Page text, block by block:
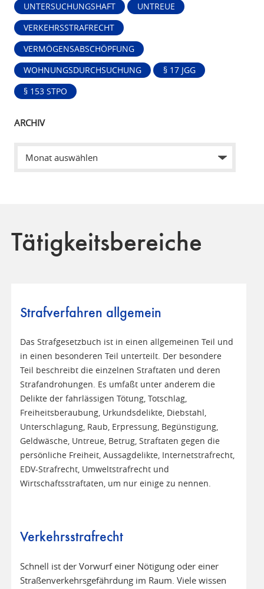
UNTERSUCHUNGSHAFT UNTREUE
VERKEHRSSTRAFRECHT
VERMÖGENSABSCHÖPFUNG
WOHNUNGSDURCHSUCHUNG § 17 JGG
§ 153 STPO
ARCHIV
Tätigkeitsbereiche
Strafverfahren allgemein
Das Strafgesetzbuch ist in einen allgemeinen Teil und
in einen besonderen Teil unterteilt. Der besondere
Teil beschreibt die einzelnen Straftaten und deren
Strafandrohungen. Es umfaßt unter anderem die
Delikte der fahrlässigen Tötung, Totschlag,
Freiheitsberaubung, Urkundsdelikte, Diebstahl,
Unterschlagung, Raub, Erpressung, Begünstigung,
Geldwäsche, Untreue, Betrug, Straftaten gegen die
persönliche Freiheit, Aussagdelikte, Internetstrafrecht,
EDV-Strafrecht, Umweltstrafrecht und
Wirtschaftsstraftaten, um nur einige zu nennen.
Verkehrsstrafrecht
Schnell ist der Vorwurf einer Nötigung oder einer
Straßenverkehrsgefährdung im Raum. Viele wissen